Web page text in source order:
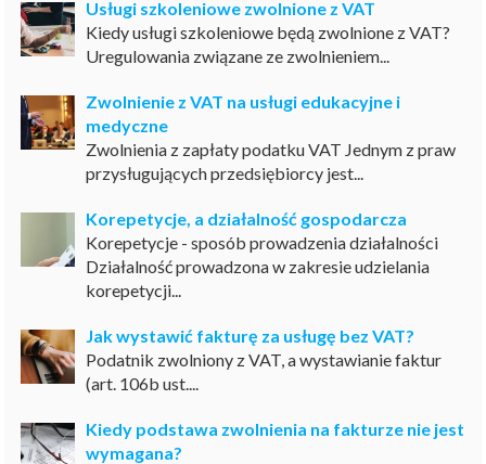
Usługi szkoleniowe zwolnione z VAT
Kiedy usługi szkoleniowe będą zwolnione z VAT?
Uregulowania związane ze zwolnieniem...
Zwolnienie z VAT na usługi edukacyjne i
medyczne
Zwolnienia z zapłaty podatku VAT Jednym z praw
przysługujących przedsiębiorcy jest...
Korepetycje, a działalność gospodarcza
Korepetycje - sposób prowadzenia działalności
Działalność prowadzona w zakresie udzielania
korepetycji...
Jak wystawić fakturę za usługę bez VAT?
Podatnik zwolniony z VAT, a wystawianie faktur
(art. 106b ust....
Kiedy podstawa zwolnienia na fakturze nie jest
wymagana?